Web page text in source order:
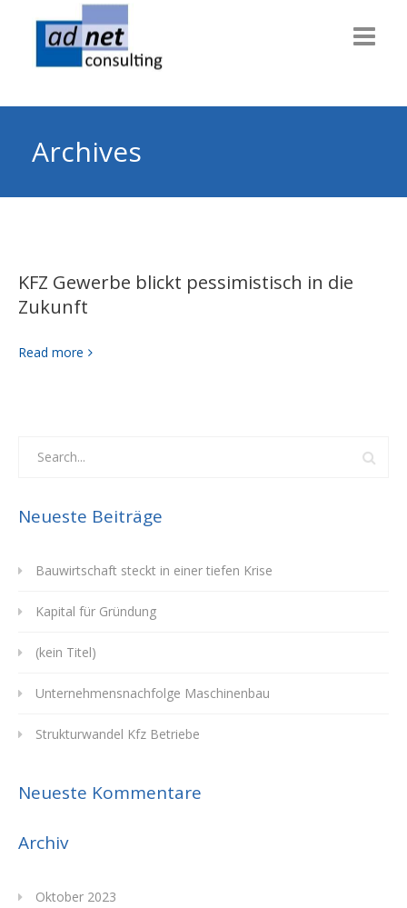
Gesundheit
Archives
KFZ Gewerbe blickt pessimistisch in die
Zukunft
Read more
Neueste Beiträge
Bauwirtschaft steckt in einer tiefen Krise
Kapital für Gründung
(kein Titel)
Unternehmensnachfolge Maschinenbau
Strukturwandel Kfz Betriebe
Neueste Kommentare
Archiv
Oktober 2023